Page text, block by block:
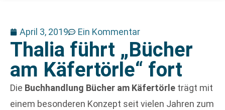
April 3, 2019 Ein Kommentar
Thalia führt „Bücher
am Käfertörle“ fort
Die Buchhandlung Bücher am Käfertörle trägt mit
einem besonderen Konzept seit vielen Jahren zum